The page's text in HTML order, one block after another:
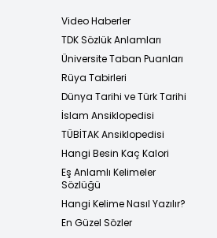
Video Haberler
TDK Sözlük Anlamları
Üniversite Taban Puanları
Rüya Tabirleri
Dünya Tarihi ve Türk Tarihi
İslam Ansiklopedisi
TÜBİTAK Ansiklopedisi
Hangi Besin Kaç Kalori
Eş Anlamlı Kelimeler
Sözlüğü
Hangi Kelime Nasıl Yazılır?
En Güzel Sözler